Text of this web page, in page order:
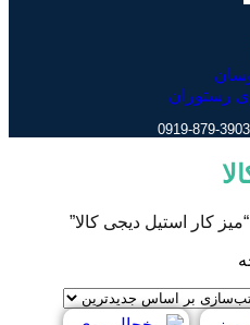
کار استیل دیجی کالا”
اساس